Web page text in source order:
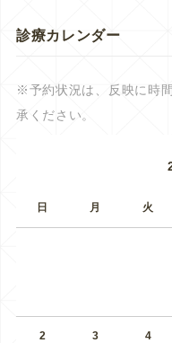
診療カレンダー
※予約状況は、反映に時
承ください。
日 月 火
2 3 4